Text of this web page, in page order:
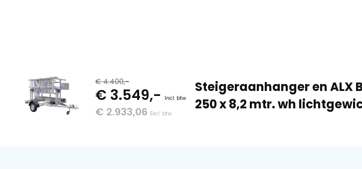
€ 4.400,-
€ 3.549,- Incl. btw
€ 2.933,06 Excl. btw
Steigeraanhanger en ALX
250 x 8,2 mtr. wh